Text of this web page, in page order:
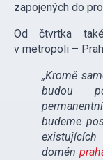
zapojených do
Od čtvrtka
v metropoli –
„Kromě
budou
budeme
domén